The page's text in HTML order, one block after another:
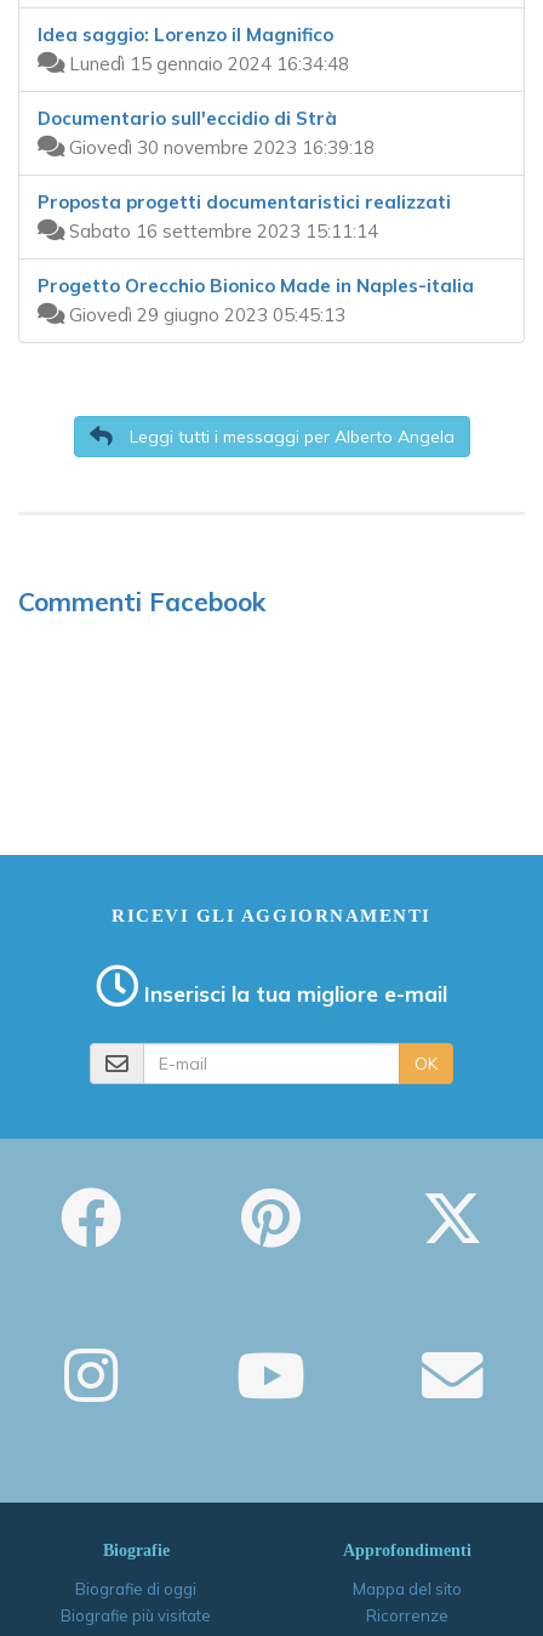
Idea saggio: Lorenzo il Magnifico
Lunedì 15 gennaio 2024 16:34:48
Documentario sull'eccidio di Strà
Giovedì 30 novembre 2023 16:39:18
Proposta progetti documentaristici realizzati
Sabato 16 settembre 2023 15:11:14
Progetto Orecchio Bionico Made in Naples-italia
Giovedì 29 giugno 2023 05:45:13
Leggi tutti i messaggi per Alberto Angela
Commenti Facebook
RICEVI GLI AGGIORNAMENTI
Inserisci la tua migliore e-mail
OK
Biografie
Biografie di oggi
Biografie più visitate
Approfondimenti
Mappa del sito
Ricorrenze